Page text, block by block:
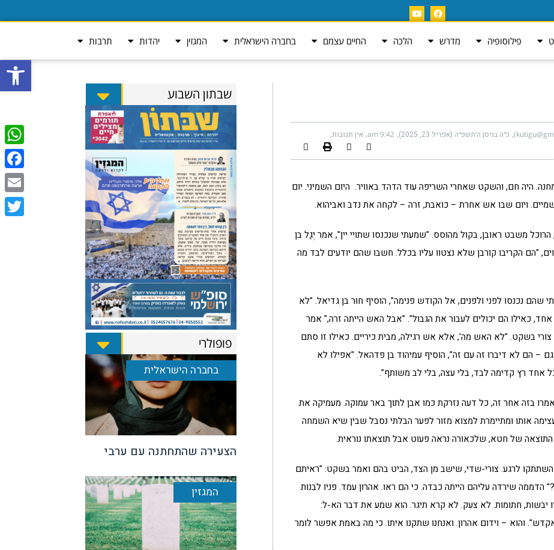
פתח
פילוסופיה מדרש הלכה החיים עצמם בחברה הישראלית המגזין יהדות תרבות
כ״ה בניסן ה׳תשפ״ה (אפריל 23, 2025) 9:42 am אין תגובות
היה חם, והשקט שאחרי השריפה עוד הדהד באוויר. היום השמיני. יום
ויום שבו אש אחרת – כואבת, זרה – לקחה את נדב ואביהוא.
משבט ראובן, בקול מהוסס. "שמעתי שנכנסו שתויי יין", אמר יְגַל בן
"הם הקריבו קורבן שלא נצטוו עליו בכלל. חשבו שהם יודעים לבד מה
שהם נכנסו לפני ולפנים, אל הקודש פנימה", הוסיף חוּר בן גדיאל. "לא
כאילו הם יכולים לעבור את הגבול". "אבל האש הייתה זרה," אמר
צורי בשקט. "לא האש מה', אלא אש רגילה, מבית כיריים. כאילו זו סתם
– הם לא דיברו זה עם זה", הוסיף עמיהוד בן פדהאל. "אפילו לא
אחד רץ קדימה לבד, בלי עצה, בלי לב משותף".
בזה אחר זה, כל דעה נזרקת כמו אבן לתוך באר עמוקה. מעמיקה את
אותו ומתיימרת למצוא מזור לפער הבלתי נסבל שבין שיא השמחה
התוצאה של חטא, שלכאורה נראה פעוט אבל תוצאתו נוראית.
השתתקו לרגע. צורי-שדי, שישב מן הצד, הביט בהם ואמר בשקט: "ראיתם
הדממה שירדה עליהם הייתה כבדה. כי הם ראו. אהרון עמד. פניו לבנות
יבשות, חתומות. לא צעק. לא קרא תיגר. הוא שמע את דבר הא-ל:
והוא – וידום אהרון. ואנחנו שתקנו איתו. כי מה באמת אפשר לומר
שבתון השבוע
פופולרי
בחברה הישראלית
הצעירה שהתחתנה עם ערבי
המגזין
Email